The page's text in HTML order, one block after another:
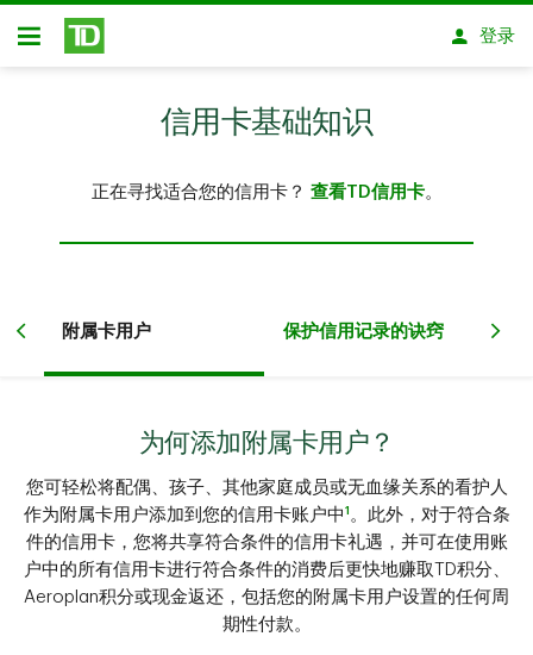
跳转到主要内容
开放式房屋贷款
登录
信用卡基础知识
正在寻找适合您的信用卡？ 查看TD信用卡。
附属卡用户 保护信用记录的诀窍
为何添加附属卡用户？
您可轻松将配偶、孩子、其他家庭成员或无血缘关系的看护人
作为附属卡用户添加到您的信用卡账户中 1 。此外，对于符合条
件的信用卡，您将共享符合条件的信用卡礼遇，并可在使用账
户中的所有信用卡进行符合条件的消费后更快地赚取TD积分、
Aeroplan积分或现金返还，包括您的附属卡用户设置的任何周
期性付款。